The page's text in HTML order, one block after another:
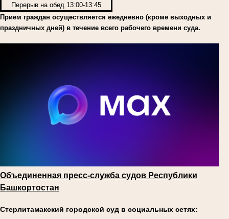
Перерыв на обед 13:00-13:45
Прием граждан осуществляется ежедневно (кроме выходных и
праздничных дней) в течение всего рабочего времени суда.
Объединенная пресс-служба судов Республики
Башкортостан
Стерлитамакский городской суд в социальных сетях: